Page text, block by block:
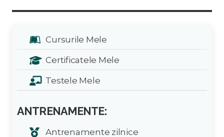
Cursurile Mele
Certificatele Mele
Testele Mele
ANTRENAMENTE:
Antrenamente zilnice